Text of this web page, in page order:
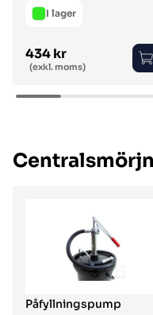
I lager
Ordinarie pris
434 kr
(exkl. moms)
Påfyllningspump